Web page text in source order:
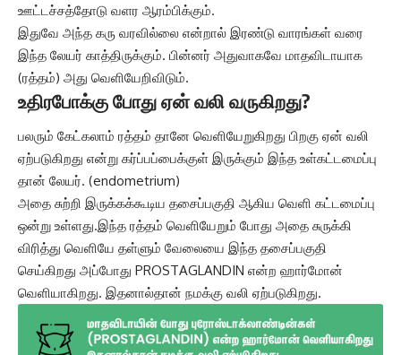
ஊட்டச்சத்தோடு வளர ஆரம்பிக்கும்.
இதுவே அந்த கரு வரவில்லை என்றால் இரண்டு வாரங்கள் வரை
இந்த லேயர் காத்திருக்கும். பின்னர் அதுவாகவே மாதவிடாயாக
(ரத்தம்) அது வெளியேறிவிடும்.
உதிரபோக்கு போது ஏன் வலி வருகிறது?
பலரும் கேட்கலாம் ரத்தம் தானே வெளியேறுகிறது பிறகு ஏன் வலி
ஏற்படுகிறது என்று கர்ப்பப்பைக்குள் இருக்கும் இந்த உள்கட்டமைப்பு
தான் லேயர். (endometrium)
அதை சுற்றி இருக்கக்கூடிய தசைப்பகுதி ஆகிய வெளி கட்டமைப்பு
ஒன்று உள்ளது.இந்த ரத்தம் வெளியேறும் போது அதை சுருக்கி
விரித்து வெளியே தள்ளும் வேலையை இந்த தசைப்பகுதி
செய்கிறது அப்போது PROSTAGLANDIN என்ற ஹார்மோன்
வெளியாகிறது. இதனால்தான் நமக்கு வலி ஏற்படுகிறது.